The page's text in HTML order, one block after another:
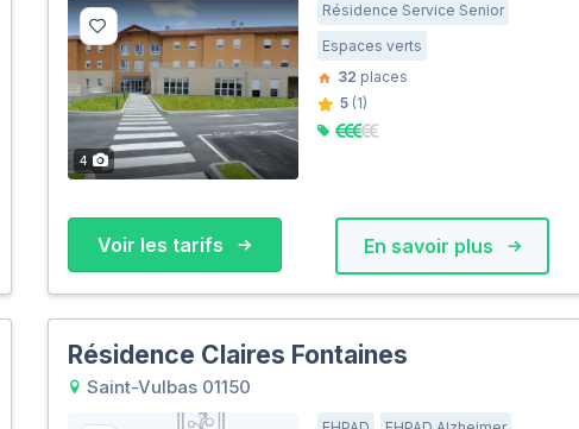
4
Résidence Service Senior
Espaces verts
32 places
5 (1)
Voir les tarifs En savoir plus
Résidence Claires Fontaines
Saint-Vulbas 01150